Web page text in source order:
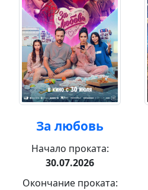
За любовь
Начало проката:
30.07.2026
Окончание проката: